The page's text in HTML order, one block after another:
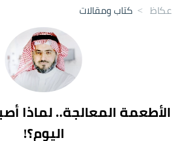
عكاظ > كتاب ومقالات
الأطعمة المعالجة.. لماذا
اليوم؟!